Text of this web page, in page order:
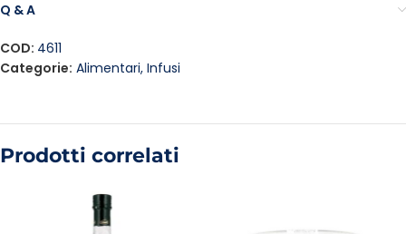
Q & A
COD: 4611
Categorie: Alimentari, Infusi
Prodotti correlati